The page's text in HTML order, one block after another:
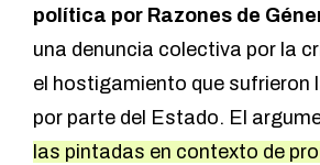
política por Razones de
una denuncia colectiva por la
el hostigamiento que sufrieron
por parte del Estado. El
las pintadas en contexto de